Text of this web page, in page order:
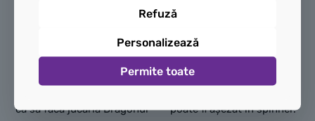
Ascensiunea dragonilor.
LEGO®, pentru ca apoi să
apese butonul lansatorului
ca să facă jucăria Dragonul
halebardă și ticălosul
Monstru cu mutații, care
poate fi așezat în spinner.
Refuză
Personalizează
Permite toate